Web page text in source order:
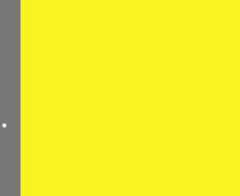
وسنقوم بإضافة رابط لموقعكم.